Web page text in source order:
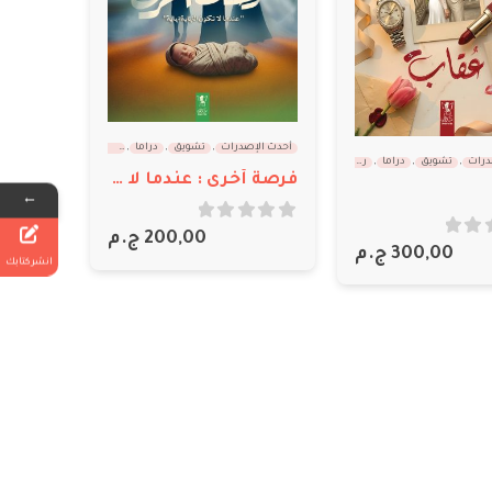
, تشويق , دراما , رومانسي اجتماعي
300,00 ج.م
أحدث الإصدرات , تشويق , دراما ,
فرصة أخرى : عندما لا تكون النهاية نهاية
200,00 ج.م
←
انشر كتابك